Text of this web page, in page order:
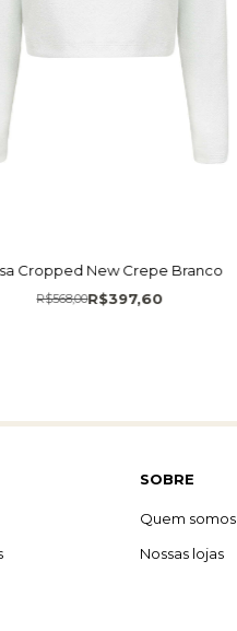
Cropped New Crepe Branco
R$397,60
R$568,00
SOBRE
Quem somos
Nossas lojas